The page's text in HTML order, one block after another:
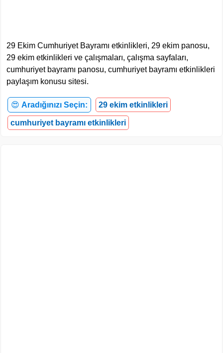
29 Ekim Cumhuriyet Bayramı etkinlikleri, 29 ekim panosu,
29 ekim etkinlikleri ve çalışmaları, çalışma sayfaları,
cumhuriyet bayramı panosu, cumhuriyet bayramı etkinlikleri
paylaşım konusu sitesi.
😍 Aradığınızı Seçin: 29 ekim etkinlikleri
cumhuriyet bayramı etkinlikleri